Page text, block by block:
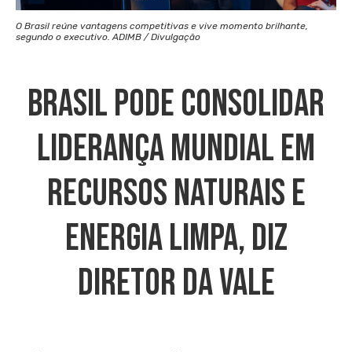
O Brasil reúne vantagens competitivas e vive momento brilhante,
segundo o executivo. ADIMB / Divulgação
Brasil Pode Consolidar
Liderança Mundial Em
Recursos Naturais E
Energia Limpa, Diz
Diretor Da Vale